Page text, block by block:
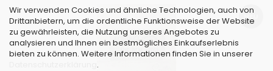
Wir verwenden Cookies und ähnliche Technologien, auch von
Drittanbietern, um die ordentliche Funktionsweise der Website
zu gewährleisten, die Nutzung unseres Angebotes zu
analysieren und Ihnen ein bestmögliches Einkaufserlebnis
bieten zu können. Weitere Informationen finden Sie in unserer
.
NEU